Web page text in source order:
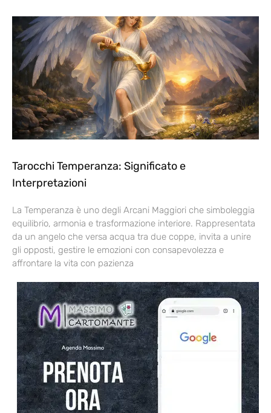
Tarocchi Temperanza: Significato e
Interpretazioni
La Temperanza è uno degli Arcani Maggiori che simboleggia
equilibrio, armonia e trasformazione interiore. Rappresentata
da un angelo che versa acqua tra due coppe, invita a unire
gli opposti, gestire le emozioni con consapevolezza e
affrontare la vita con pazienza